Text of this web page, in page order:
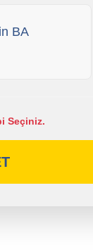
BA
Seçiniz.